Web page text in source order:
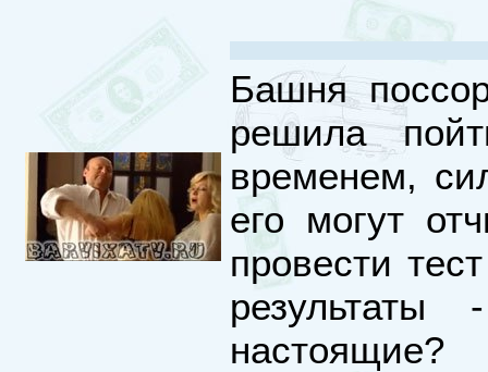
Башня
решила
временем,
его могут
провести
настоящие?